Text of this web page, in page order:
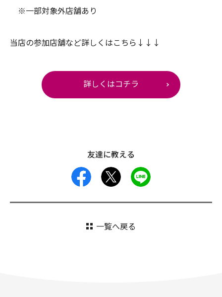
※一部対象外店舗あり
当店の参加店舗など詳しくはこちら↓↓↓
詳しくはコチラ
友達に教える
facebook
一覧へ戻る